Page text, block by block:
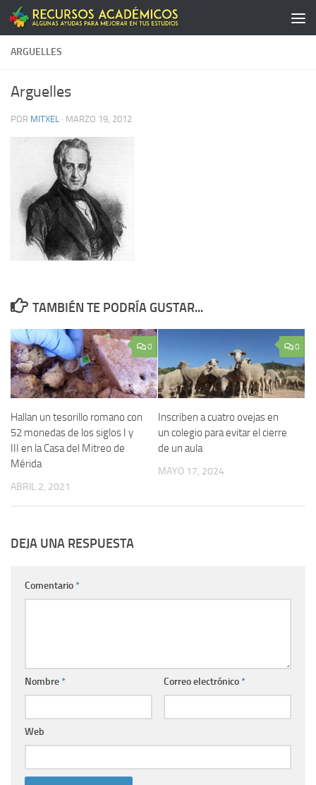
Saltar al contenido
ARGUELLES
Arguelles
POR MITXEL · MARZO 19, 2012
TAMBIÉN TE PODRÍA GUSTAR...
0
Hallan un tesorillo romano con
52 monedas de los siglos I y
III en la Casa del Mitreo de
Mérida
ABRIL 2, 2021
0
Inscriben a cuatro ovejas en
un colegio para evitar el cierre
de un aula
MAYO 17, 2024
DEJA UNA RESPUESTA
Comentario*
Nombre* Correo electrónico*
Web